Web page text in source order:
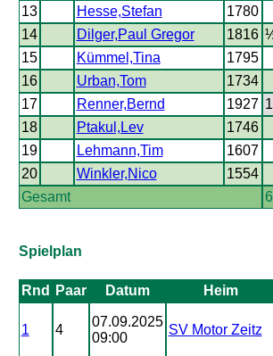
13
Hesse,Stefan
1780
14
Dilger,Paul Gregor 1816
15
Kümmel,Tina
1795
16
Urban,Tom
1734
17
Renner,Bernd 1927 1
18
Ptakul,Lev 1746
19
Lehmann,Tim 1607
20
Winkler,Nico 1554
Gesamt
6
Spielplan
Rnd Paar Datum Heim
1 4
07.09.2025
09:00
SV Motor Zeitz